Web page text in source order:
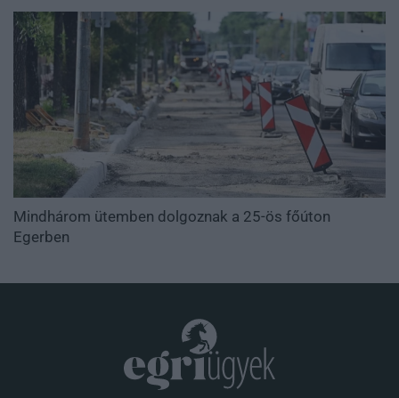
Mindhárom ütemben dolgoznak a 25-ös főúton
Egerben